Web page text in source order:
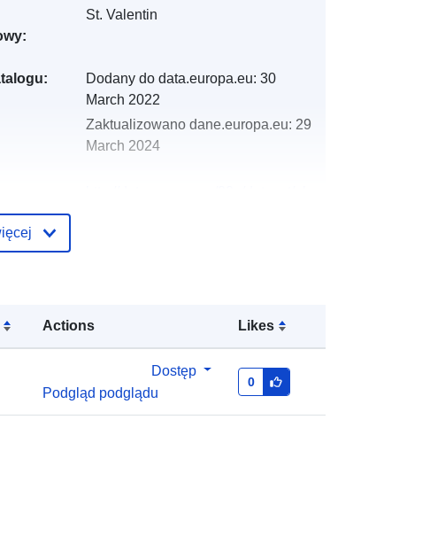
Actions Likes
Dostęp
Podgląd podglądu
0
St. Valentin
Dodany do data.europa.eu: 30
March 2022
Zaktualizowano dane.europa.eu: 29
March 2024